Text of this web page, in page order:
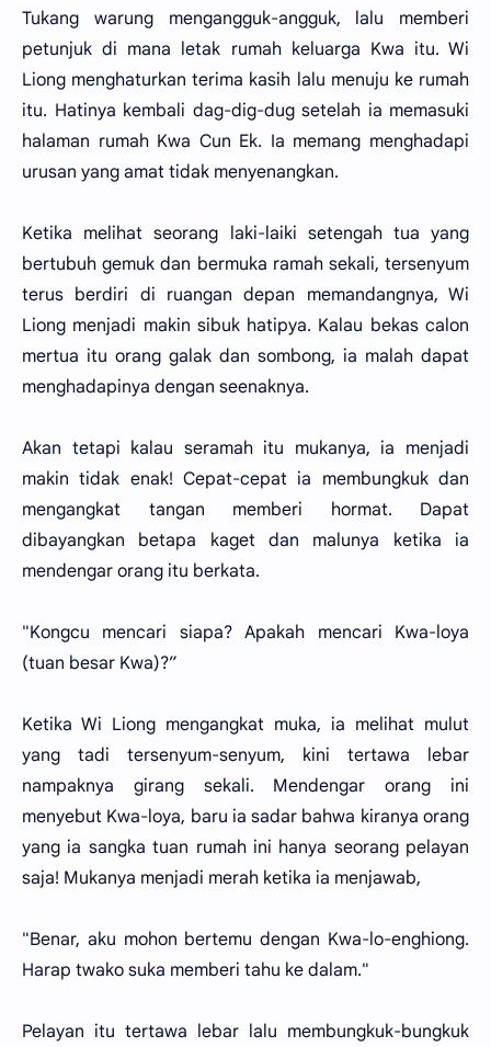
Tukang warung mengangguk-angguk, lalu memberi
petunjuk di mana letak rumah keluarga Kwa itu. Wi
Liong menghaturkan terima kasih lalu menuju ke rumah
itu. Hatinya kembali dag-dig-dug setelah ia memasuki
halaman rumah Kwa Cun Ek. Ia memang menghadapi
urusan yang amat tidak menyenangkan.
Ketika melihat seorang laki-laiki setengah tua yang
bertubuh gemuk dan bermuka ramah sekali, tersenyum
terus berdiri di ruangan depan memandangnya, Wi
Liong menjadi makin sibuk hatipya. Kalau bekas calon
mertua itu orang galak dan sombong, ia malah dapat
menghadapinya dengan seenaknya.
Akan tetapi kalau seramah itu mukanya, ia menjadi
makin tidak enak! Cepat-cepat ia membungkuk dan
mengangkat tangan memberi hormat. Dapat
dibayangkan betapa kaget dan malunya ketika ia
mendengar orang itu berkata.
"Kongcu mencari siapa? Apakah mencari Kwa-loya
(tuan besar Kwa)?”
Ketika Wi Liong mengangkat muka, ia melihat mulut
yang tadi tersenyum-senyum, kini tertawa lebar
nampaknya girang sekali. Mendengar orang ini
menyebut Kwa-loya, baru ia sadar bahwa kiranya orang
yang ia sangka tuan rumah ini hanya seorang pelayan
saja! Mukanya menjadi merah ketika ia menjawab,
"Benar, aku mohon bertemu dengan Kwa-lo-enghiong.
Harap twako suka memberi tahu ke dalam."
Pelayan itu tertawa lebar lalu membungkuk-bungkuk